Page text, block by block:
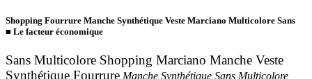
Shopping Fourrure Manche Synthétique Veste Marciano Multicolore Sans
■ Le facteur économique
Sans Multicolore Shopping Marciano Manche Veste
Synthétique Fourrure Manche Synthétique Sans Multicolore